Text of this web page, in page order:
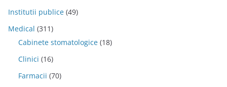
Institutii publice (49)
Medical (311)
Cabinete stomatologice (18)
Clinici (16)
Farmacii (70)